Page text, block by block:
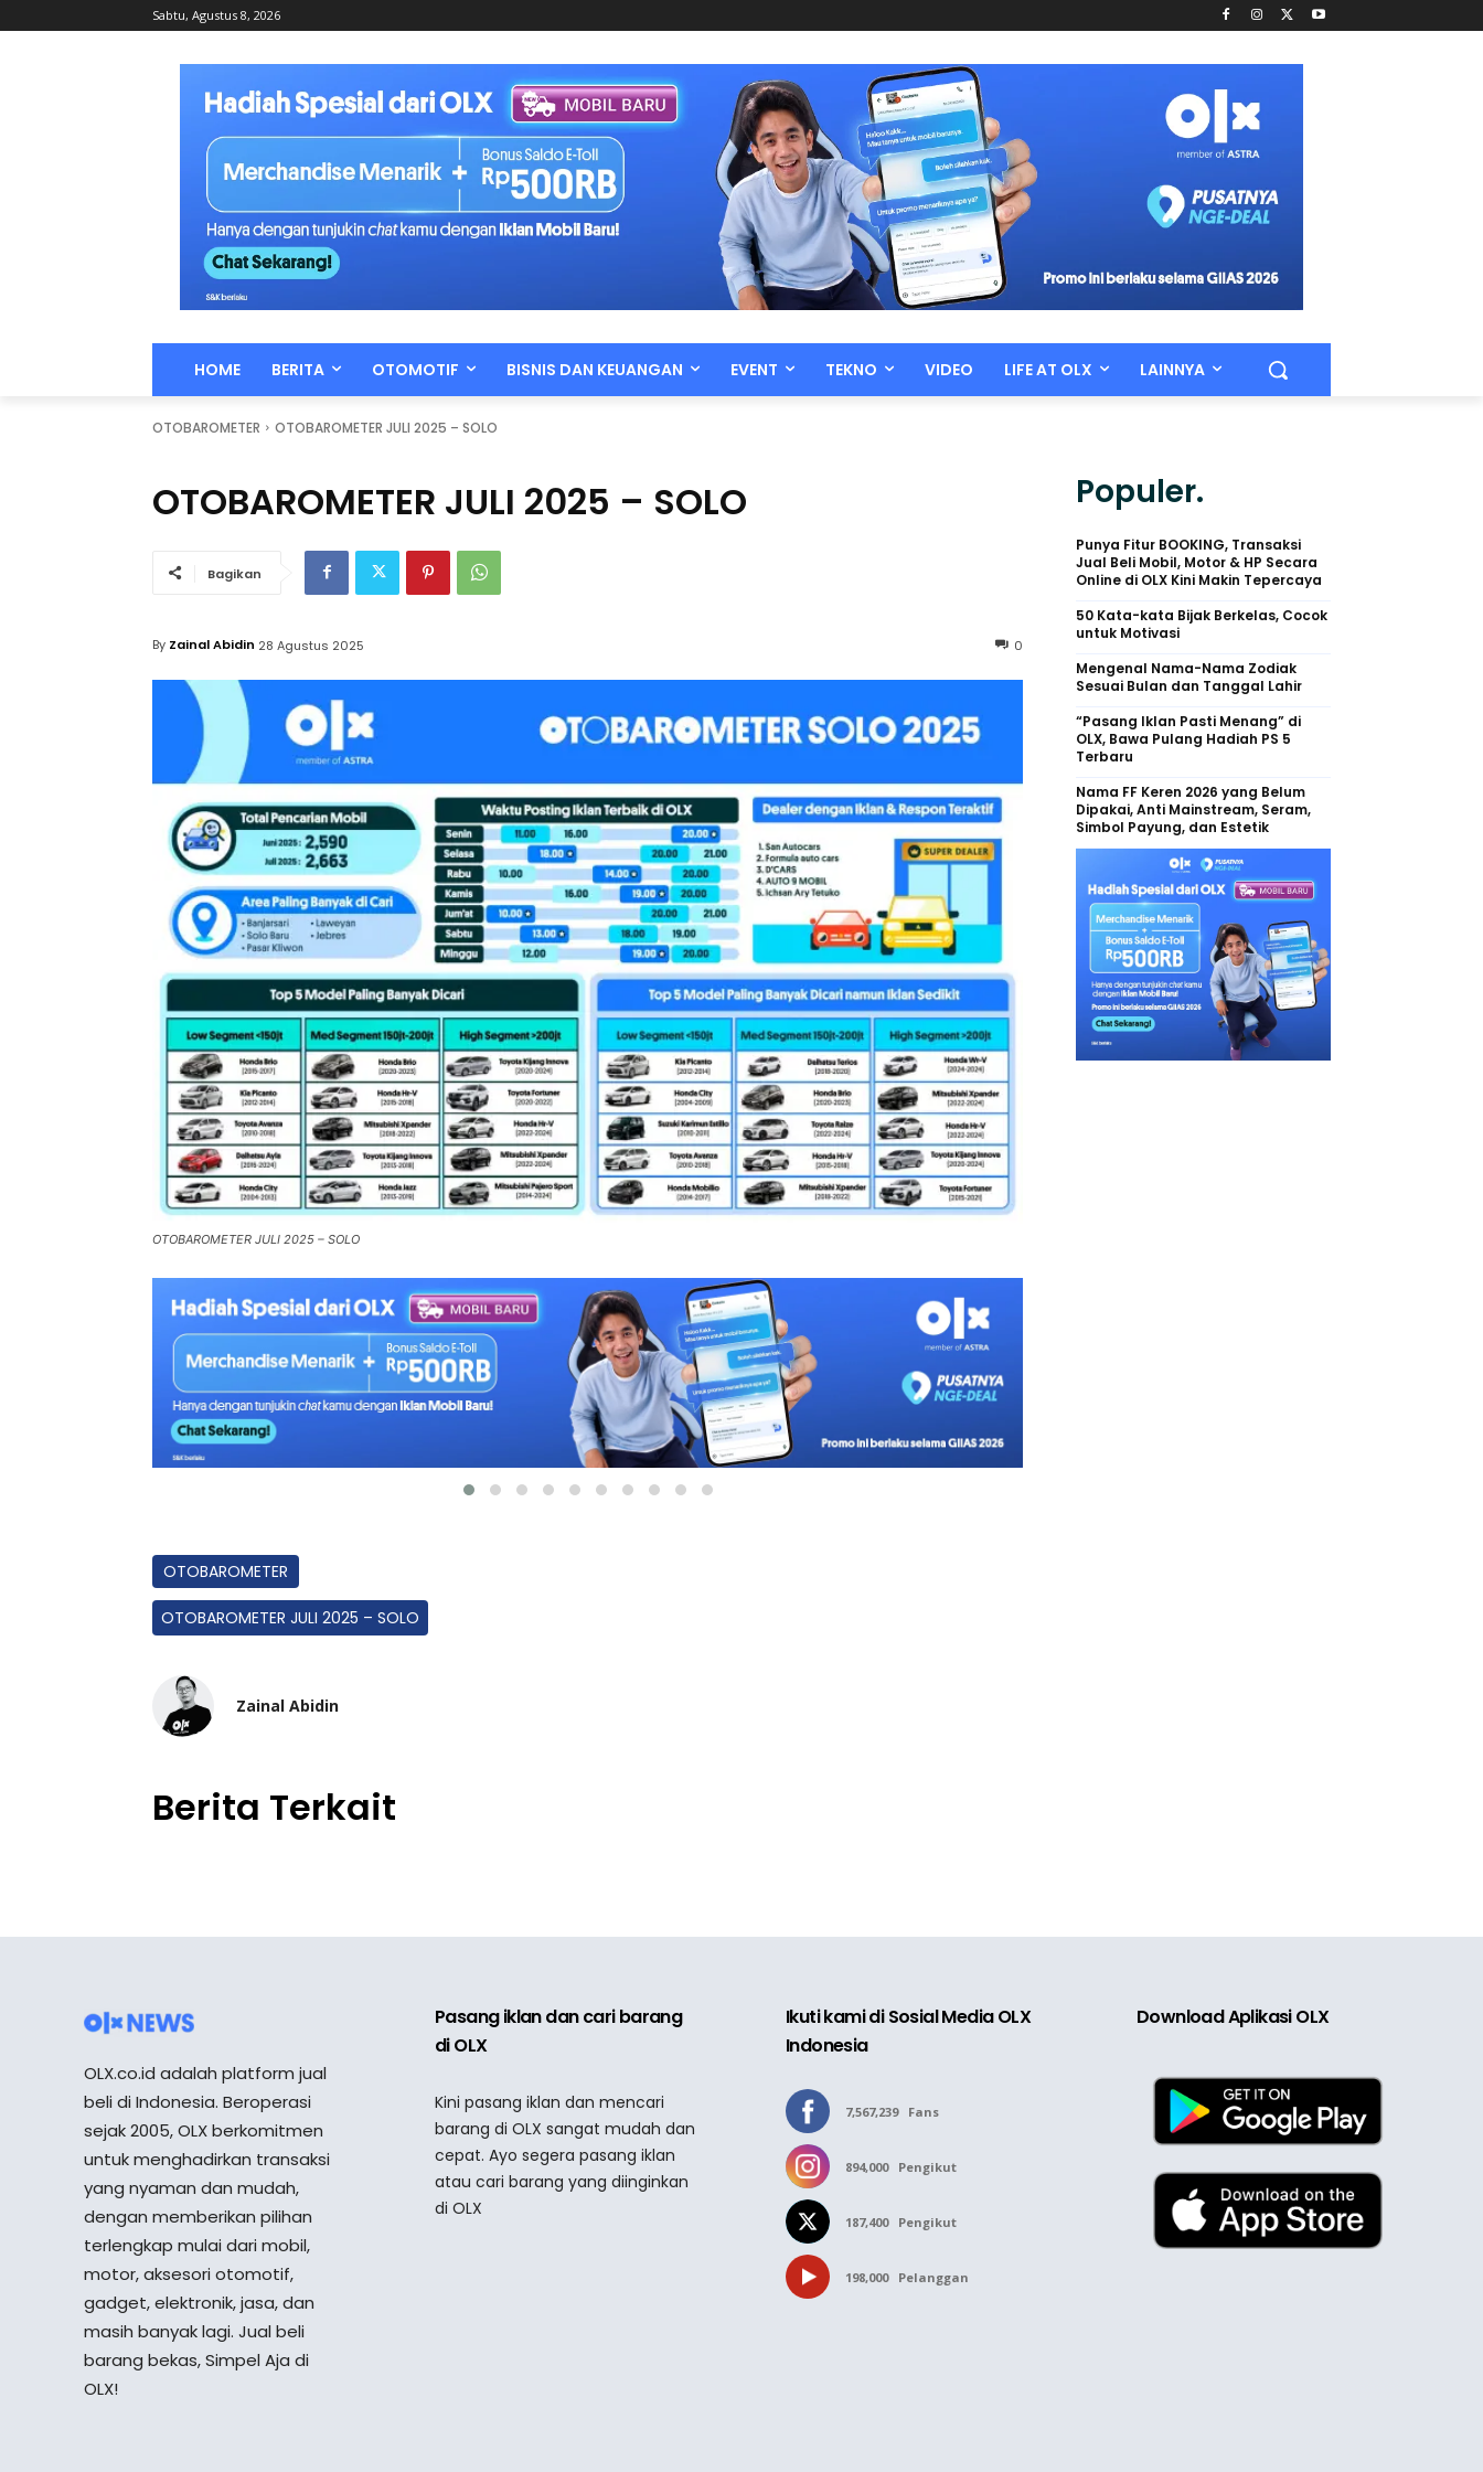
Sabtu, Agustus 8, 2026
HOME BERITA OTOMOTIF BISNIS DAN KEUANGAN EVENT TEKNO VIDEO LIFE AT OLX LAINNYA
OTOBAROMETER OTOBAROMETER JULI 2025 – SOLO
OTOBAROMETER JULI 2025 – SOLO
Bagikan
0
By Zainal Abidin 28 Agustus 2025
OTOBAROMETER JULI 2025 – SOLO
Populer.
Punya Fitur BOOKING, Transaksi
Jual Beli Mobil, Motor & HP Secara
Online di OLX Kini Makin Tepercaya
50 Kata-kata Bijak Berkelas, Cocok
untuk Motivasi
Mengenal Nama-Nama Zodiak
Sesuai Bulan dan Tanggal Lahir
“Pasang Iklan Pasti Menang” di
OLX, Bawa Pulang Hadiah PS 5
Terbaru
Nama FF Keren 2026 yang Belum
Dipakai, Anti Mainstream, Seram,
Simbol Payung, dan Estetik
OTOBAROMETER
OTOBAROMETER JULI 2025 – SOLO
Zainal Abidin
Berita Terkait
OLX.co.id adalah platform jual
beli di Indonesia. Beroperasi
sejak 2005, OLX berkomitmen
untuk menghadirkan transaksi
yang nyaman dan mudah,
dengan memberikan pilihan
terlengkap mulai dari mobil,
motor, aksesori otomotif,
gadget, elektronik, jasa, dan
masih banyak lagi. Jual beli
barang bekas, Simpel Aja di
OLX!
Pasang iklan dan cari barang
di OLX
Kini pasang iklan dan mencari
barang di OLX sangat mudah dan
cepat. Ayo segera pasang iklan
atau cari barang yang diinginkan
di OLX
Ikuti kami di Sosial Media OLX
Indonesia
7,567,239 Fans
894,000 Pengikut
187,400 Pengikut
198,000 Pelanggan
Download Aplikasi OLX